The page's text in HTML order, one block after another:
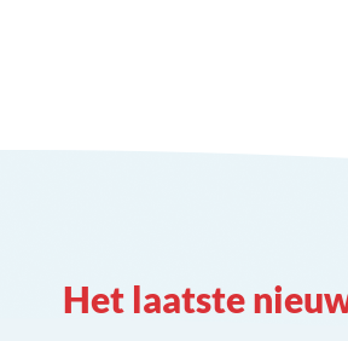
Het laatste